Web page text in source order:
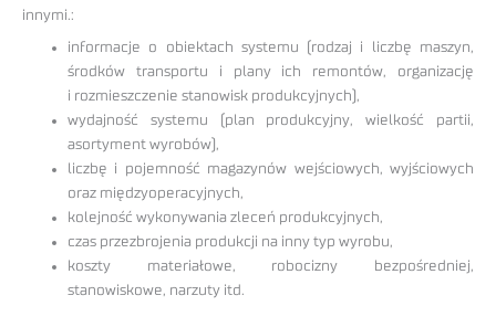
innymi.:
informacje o obiektach systemu (rodzaj i liczbę maszyn,
środków transportu i plany ich remontów, organizację
i rozmieszczenie stanowisk produkcyjnych),
wydajność systemu (plan produkcyjny, wielkość partii,
asortyment wyrobów),
liczbę i pojemność magazynów wejściowych, wyjściowych
oraz międzyoperacyjnych,
kolejność wykonywania zleceń produkcyjnych,
czas przezbrojenia produkcji na inny typ wyrobu,
koszty materiałowe, robocizny bezpośredniej,
stanowiskowe, narzuty itd.